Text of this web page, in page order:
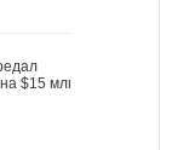
$15 млн